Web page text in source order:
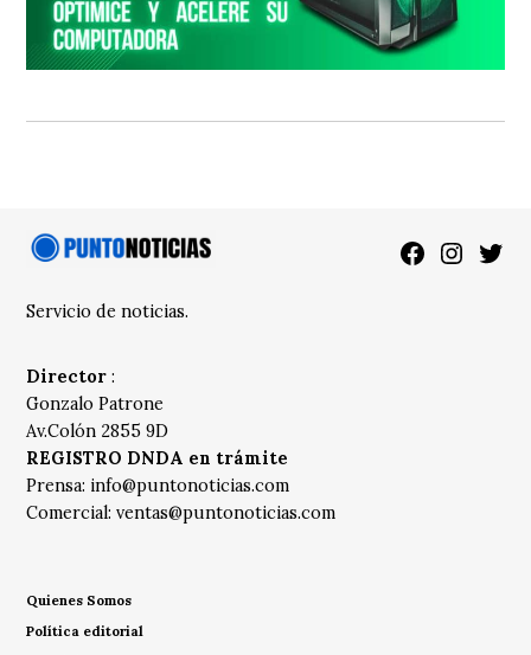
Facebook
Servicio de noticias.
Director :
Gonzalo Patrone
Av.Colón 2855 9D
REGISTRO DNDA en trámite
Prensa: info@puntonoticias.com
Comercial:ventas@puntonoticias.com
Quienes Somos
Política editorial